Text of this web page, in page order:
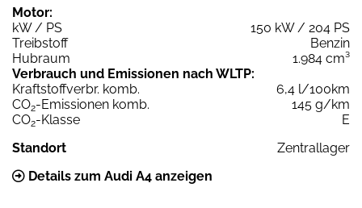
Motor:
kW / PS
150 kW / 204 PS
Treibstoff
Benzin
Hubraum
1.984 cm³
Verbrauch und Emissionen nach WLTP:
Kraftstoffverbr. komb.
6,4 l/100km
CO2-Emissionen komb.
145 g/km
CO2-Klasse
E
Standort
Zentrallager
Details zum Audi A4 anzeigen